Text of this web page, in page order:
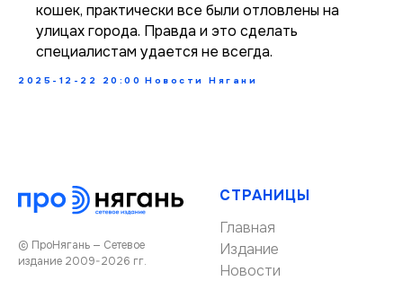
кошек, практически все были отловлены на
улицах города. Правда и это сделать
специалистам удается не всегда.
2025-12-22 20:00 Новости Нягани
© ПроНягань — Сетевое
издание 2009-2026 гг.
СТРАНИЦЫ
Главная
Издание
Новости